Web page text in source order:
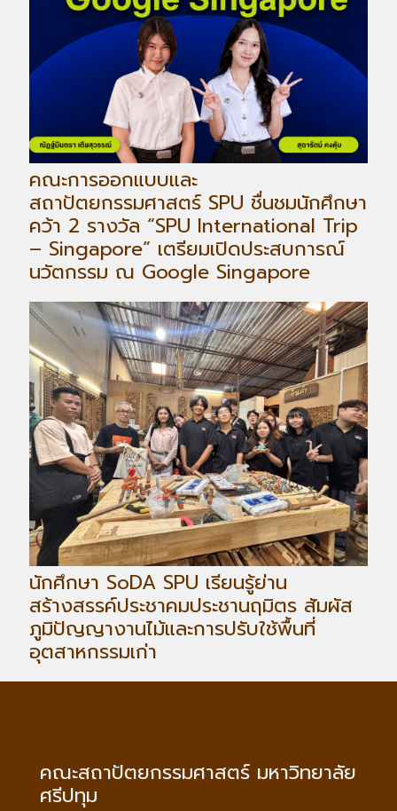
คณะการออกแบบและ
สถาปัตยกรรมศาสตร์ SPU ชื่นชมนักศึกษา
คว้า 2 รางวัล “SPU International Trip
– Singapore” เตรียมเปิดประสบการณ์
นวัตกรรม ณ Google Singapore
นักศึกษา SoDA SPU เรียนรู้ย่าน
สร้างสรรค์ประชาคมประชานฤมิตร สัมผัส
ภูมิปัญญางานไม้และการปรับใช้พื้นที่
อุตสาหกรรมเก่า
คณะสถาปัตยกรรมศาสตร์ มหาวิทยาลัย
ศรีปทุม